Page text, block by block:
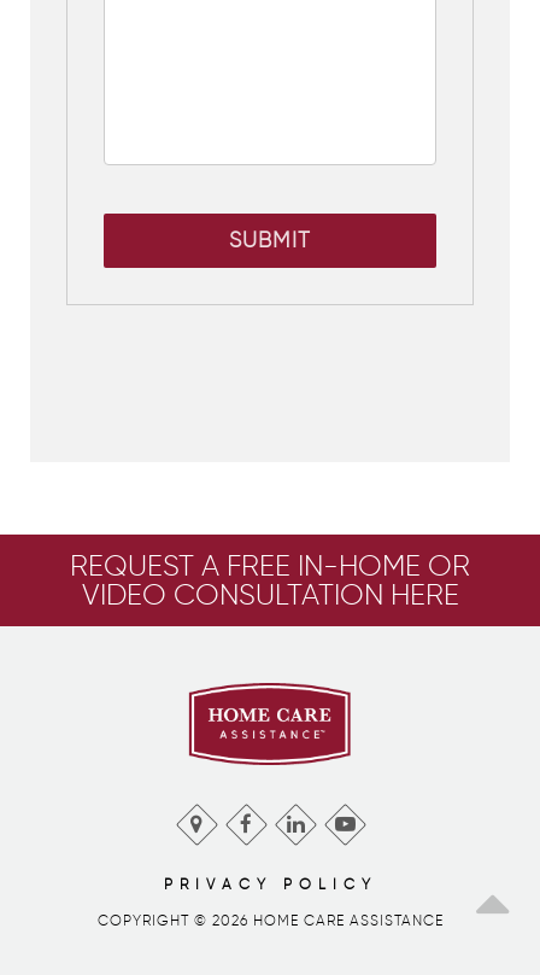
SUBMIT
REQUEST A FREE IN-HOME OR
VIDEO CONSULTATION HERE
PRIVACY POLICY
COPYRIGHT © 2026 HOME CARE ASSISTANCE